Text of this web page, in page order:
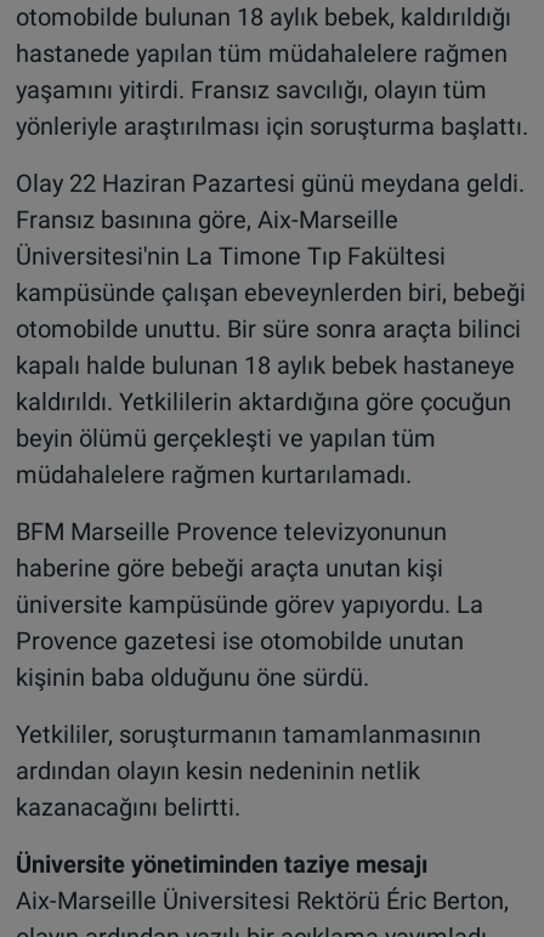
otomobilde bulunan 18 aylık bebek, kaldırıldığı
hastanede yapılan tüm müdahalelere rağmen
yaşamını yitirdi. Fransız savcılığı, olayın tüm
yönleriyle araştırılması için soruşturma başlattı.
Olay 22 Haziran Pazartesi günü meydana geldi.
Fransız basınına göre, Aix-Marseille
Üniversitesi'nin La Timone Tıp Fakültesi
kampüsünde çalışan ebeveynlerden biri, bebeği
otomobilde unuttu. Bir süre sonra araçta bilinci
kapalı halde bulunan 18 aylık bebek hastaneye
kaldırıldı. Yetkililerin aktardığına göre çocuğun
beyin ölümü gerçekleşti ve yapılan tüm
müdahalelere rağmen kurtarılamadı.
BFM Marseille Provence televizyonunun
haberine göre bebeği araçta unutan kişi
üniversite kampüsünde görev yapıyordu. La
Provence gazetesi ise otomobilde unutan
kişinin baba olduğunu öne sürdü.
Yetkililer, soruşturmanın tamamlanmasının
ardından olayın kesin nedeninin netlik
kazanacağını belirtti.
Üniversite yönetiminden taziye mesajı
Aix-Marseille Üniversitesi Rektörü Éric Berton,